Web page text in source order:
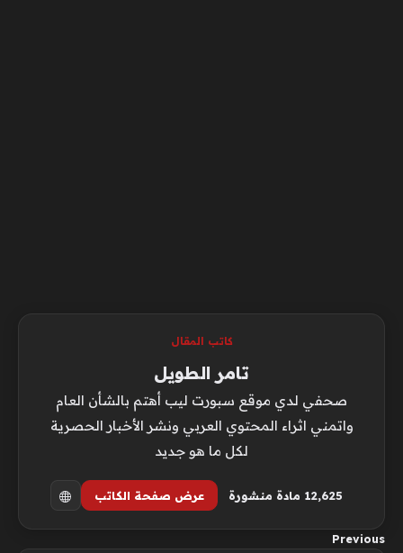
كاتب المقال
تامر الطويل
صحفي لدي موقع سبورت ليب أهتم بالشأن العام
واتمني اثراء المحتوي العربي ونشر الأخبار الحصرية
لكل ما هو جديد
12٬625 مادة منشورة عرض صفحة الكاتب
Previous